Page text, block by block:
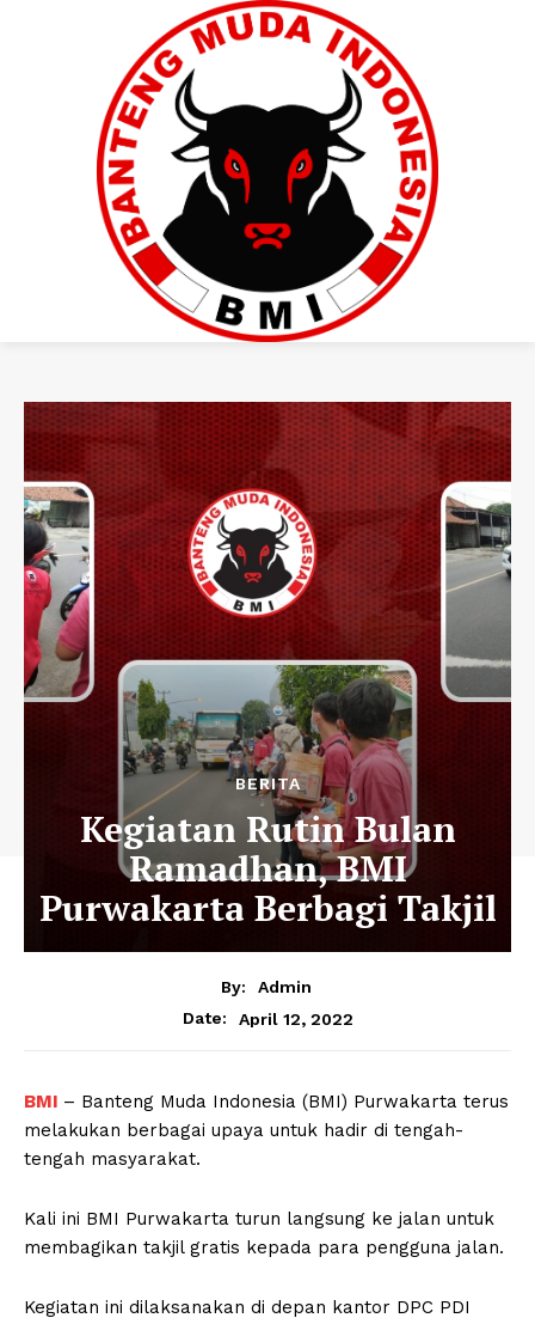
BERITA
Kegiatan Rutin Bulan
Ramadhan, BMI
Purwakarta Berbagi Takjil
By:
Admin
Date:
April 12, 2022
BMI – Banteng Muda Indonesia (BMI) Purwakarta terus
melakukan berbagai upaya untuk hadir di tengah-
tengah masyarakat.
Kali ini BMI Purwakarta turun langsung ke jalan untuk
membagikan takjil gratis kepada para pengguna jalan.
Kegiatan ini dilaksanakan di depan kantor DPC PDI